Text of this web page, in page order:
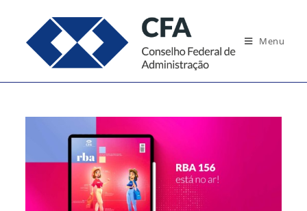
conteúdo
Menu